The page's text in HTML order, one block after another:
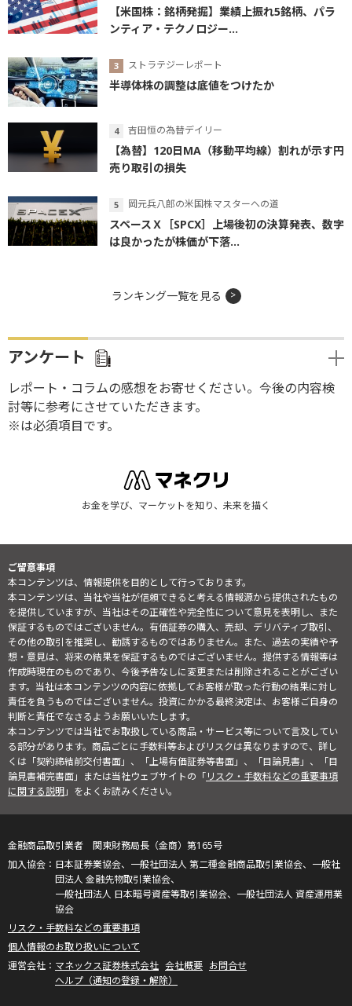
【米国株：銘柄発掘】業績上振れ5銘柄、パラ
ンティア・テクノロジー...
ストラテジーレポート
半導体株の調整は底値をつけたか
吉田恒の為替デイリー
【為替】120日MA（移動平均線）割れが示す円
売り取引の損失
岡元兵八郎の米国株マスターへの道
スペースＸ［SPCX］上場後初の決算発表、数字
は良かったが株価が下落...
ランキング一覧を見る
アンケート
レポート・コラムの感想をお寄せください。今後の内容検
討等に参考にさせていただきます。
※は必須項目です。
お金を学び、マーケットを知り、未来を描く
ご留意事項
本コンテンツは、情報提供を目的として行っております。
本コンテンツは、当社や当社が信頼できると考える情報源から提供されたもの
を提供していますが、当社はその正確性や完全性について意見を表明し、また
保証するものではございません。有価証券の購入、売却、デリバティブ取引、
その他の取引を推奨し、勧誘するものではありません。また、過去の実績や予
想・意見は、将来の結果を保証するものではございません。提供する情報等は
作成時現在のものであり、今後予告なしに変更または削除されることがござい
ます。当社は本コンテンツの内容に依拠してお客様が取った行動の結果に対し
責任を負うものではございません。投資にかかる最終決定は、お客様ご自身の
判断と責任でなさるようお願いいたします。
本コンテンツでは当社でお取扱している商品・サービス等について言及してい
る部分があります。商品ごとに手数料等およびリスクは異なりますので、詳し
くは「契約締結前交付書面」、「上場有価証券等書面」、「目論見書」、「目
論見書補完書面」または当社ウェブサイトの「リスク・手数料などの重要事項
に関する説明」をよくお読みください。
金融商品取引業者 関東財務局長（金商）第165号
日本証券業協会、一般社団法人 第二種金融商品取引業協会、一般社
団法人 金融先物取引業協会、
一般社団法人 日本暗号資産等取引業協会、一般社団法人 資産運用業
協会
リスク・手数料などの重要事項
個人情報のお取り扱いについて
マネックス証券株式会社 会社概要 お問合せ
ヘルプ（通知の登録・解除）